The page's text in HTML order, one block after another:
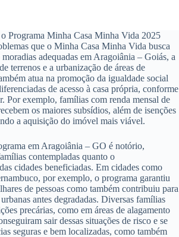
Programa Minha Casa Minha Vida 2025
que o Minha Casa Minha Vida busca
adequadas em Aragoiânia – Goiás, a
terrenos e a urbanização de áreas de
atua na promoção da igualdade social
de acesso à casa própria, conforme
Por exemplo, famílias com renda mensal de
os maiores subsídios, além de isenções
a aquisição do imóvel mais viável.
em Aragoiânia – GO é notório,
contempladas quanto o
cidades beneficiadas. Em cidades como
por exemplo, o programa garantiu
de pessoas como também contribuiu para
antes degradadas. Diversas famílias
precárias, como em áreas de alagamento
sair dessas situações de risco e se
seguras e bem localizadas, como também